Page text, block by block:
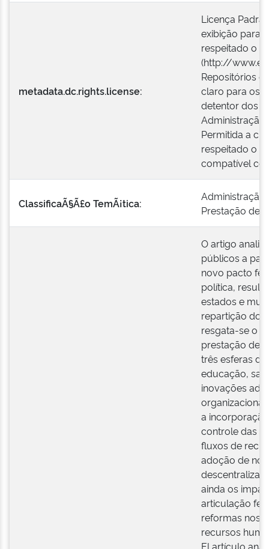
metadata.dc.rights.license:
Licença
exibição para
respeitado o
(http://
Repositórios
claro para os
detentor dos
Administração
Permitida a
respeitado o
compatível
ClassificaÃ§Ã£o TemÃ¡tica:
Administração
Prestação de
O artigo
públicos a
novo pacto
política,
estados e
repartição
resgata-se o
prestação de
três esferas
educação,
inovações
a
controle das
fluxos de
adoção de
ainda os
articulação
reformas nos
recursos
El artículo